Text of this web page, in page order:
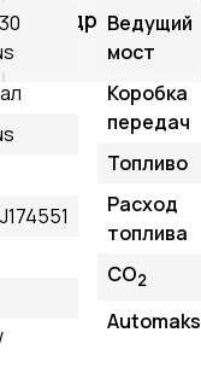
Подробнее
Ведущий
мост
Коробка
передач
Топливо
Расход
топлива
CO2
Automaks